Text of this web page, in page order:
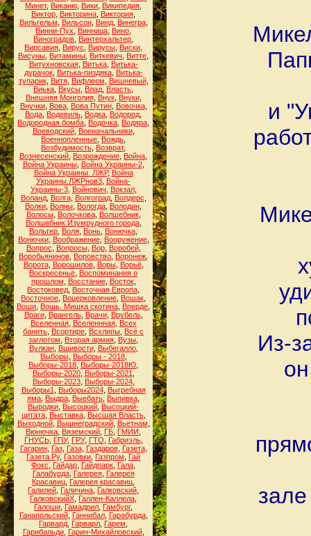
Минет, Виканю Вики Википедия
Виктор Викторина Виктория
Вильгельм
Вильсон, Винд, Винегра,
Винни-Пух
Винница Вино
Виноградов Винтерхальтер
Вирсавия Вирус Вирусы Виски
Висуны Витамины Виткевич Витте
Витухновская, Витька, Витька-
дурачок, Витька-пиздяка, Витька-
тупарик, Витя, Вифлеем Вишневый,
Виька Вкусы Влад Власть
Внешняя Монголия, Внук, Внуки,
Внучки, Вова, Вова Путин, Вовочка,
Вода Водевиль Водка Водород
Водородная бомба Водочка Водяра
Воеводский, Военачальники,
Военнопленные Вождь
Возбудимость Возврат,
Вознесенский Возрождение Война
Война Украины, Война Украины-2,
Война Украины. ЛЖР, Война
Украины.ЛЖРнов3 Война-
Украины-3, Войнович Вокзал,
Воланд, Волга, Волгоград, Волдерс
Волки Волны Вологда Володин
Волосы, Волочкова, Волшебник,
Волшебник Изумрудного города,
Вольтер Воля Вонь Вонючка
Вонючки, Воображение, Вооружение,
Вопрос
Вопросы, Вор, Воробей,
Воробьянинов Воровство Воронеж
Ворота, Ворошилов, Воры, Ворьё,
Воскресенье Воспоминания о
прошлом
Восстание, Восток,
Востоковед Восточная Европа
Восточное Воцерковление Вошак
Воши Вошь. Мишка скотина Вперде
Враги, Врангель, Врачи, Врубель,
Вселенная, Вселеннная, Всех
банить Всортире Всхлипы Всё с
заглотом
Вторая армия Вузы
Вулкан, Вшивости, Выбегалло,
Выборы, Выборы - 2018,
Выборы-2018 Выборы-2018Ю
Выборы-2020, Выборы-2021
Выборы-2023, Выборы-2024,
Выборы1
Выборы2024, Выгребная
яма Выдра Выебать Выпивка
Выродки Высоцкий Высоцкий-
цитата, Выставка, Высшая Власть,
Выходной, Вышнеградский, Вьетнам
Вюнючка Вяземский ГБ ГМИИ
ГНУСЬ, ГПУ, ГРУ, ГТО Габриэль,
Гагарин, Газ, Газа, Газдаров, Газета,
Газета.Ру, Газовки Газпром
Гай
Фокс
Гайдар Гайдпарк Гала
Галабурда, Галерея, Галерея
Красавиц Галерея красавиц
Галилей Галичина Галковский
ГалковскийХ Галлен-Каллела
Галоши Гамадрил Гамбург,
Ганапольский, Ганнибал, Гарабурда,
Гарвард Гарварл Гарем
Гарибальди, Гарин-Михайловский,
и
Из-